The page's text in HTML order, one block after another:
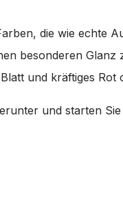
die wie echte
besonderen Glanz
und kräftiges Rot
und starten